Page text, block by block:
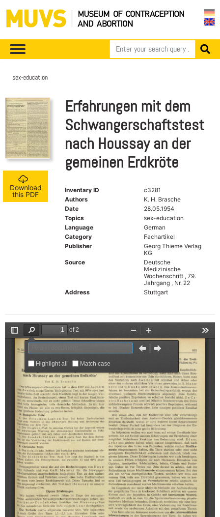
sex-education
Download
this PDF
Erfahrungen mit dem
Schwangerschaftstest
nach Houssay an der
gemeinen Erdkröte
Inventary ID
c3281
Authors
K. H. Brasche
Date
28.05.1954
Topics
sex-education
Language
German
Category
Fachartikel
Publisher
Georg Thieme Verlag
KG
Source
Deutsche
Medizinische
Wochenschrift , 79.
Jahrgang , Nr. 22
Address
Stuttgart